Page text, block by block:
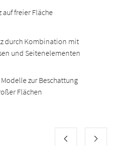
auf freier Fläche
durch Kombination mit
und Seitenelementen
zur Beschattung
Flächen